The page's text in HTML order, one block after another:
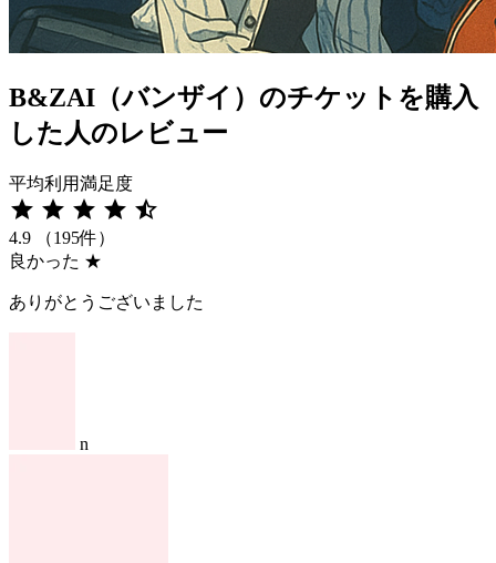
B&ZAI（バンザイ）のチケットを購入
した人のレビュー
平均利用満足度
star star star star star_half
4.9
（195件）
良かった ★
ありがとうございました
n